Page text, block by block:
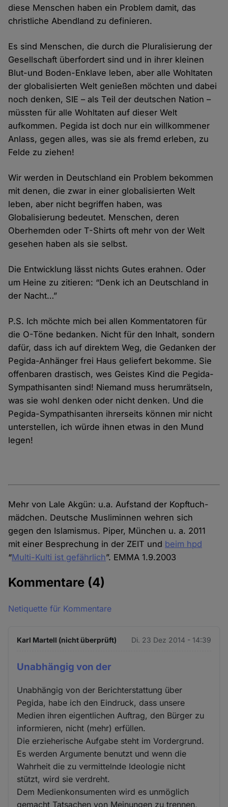
diese Menschen haben ein Problem damit, das
christliche Abendland zu definieren.
Es sind Menschen, die durch die Pluralisierung der
Gesellschaft überfordert sind und in ihrer kleinen
Blut-und Boden-Enklave leben, aber alle Wohltaten
der globalisierten Welt genießen möchten und dabei
noch denken, SIE – als Teil der deutschen Nation –
müssten für alle Wohltaten auf dieser Welt
aufkommen. Pegida ist doch nur ein willkommener
Anlass, gegen alles, was sie als fremd erleben, zu
Felde zu ziehen!
Wir werden in Deutschland ein Problem bekommen
mit denen, die zwar in einer globalisierten Welt
leben, aber nicht begriffen haben, was
Globalisierung bedeutet. Menschen, deren
Oberhemden oder T-Shirts oft mehr von der Welt
gesehen haben als sie selbst.
Die Entwicklung lässt nichts Gutes erahnen. Oder
um Heine zu zitieren: “Denk ich an Deutschland in
der Nacht…”
P.S. Ich möchte mich bei allen Kommentatoren für
die O-Töne bedanken. Nicht für den Inhalt, sondern
dafür, dass ich auf direktem Weg, die Gedanken der
Pegida-Anhänger frei Haus geliefert bekomme. Sie
offenbaren drastisch, wes Geistes Kind die Pegida-
Sympathisanten sind! Niemand muss herumrätseln,
was sie wohl denken oder nicht denken. Und die
Pegida-Sympathisanten ihrerseits können mir nicht
unterstellen, ich würde ihnen etwas in den Mund
legen!
Mehr von Lale Akgün: u.a. Aufstand der Kopftuch­
mädchen. Deutsche Musliminnen wehren sich
gegen den Islamismus. Piper, München u. a. 2011
mit einer Besprechung in der ZEIT und beim hpd
“Multi-Kulti ist gefährlich”. EMMA 1.9.2003
Kommentare (4)
Netiquette für Kommentare
Karl Martell (nicht überprüft) Di. 23 Dez 2014 - 14:39
Unabhängig von der
Unabhängig von der Berichterstattung über
Pegida, habe ich den Eindruck, dass unsere
Medien ihren eigentlichen Auftrag, den Bürger zu
informieren, nicht (mehr) erfüllen.
Die erzieherische Aufgabe steht im Vordergrund.
Es werden Argumente benutzt und wenn die
Wahrheit die zu vermittelnde Ideologie nicht
stützt, wird sie verdreht.
Dem Medienkonsumenten wird es unmöglich
gemacht Tatsachen von Meinungen zu trennen,